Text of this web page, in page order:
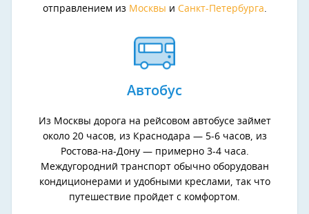
отправлением из Москвы и Санкт-Петербурга.
Автобус
Из Москвы дорога на рейсовом автобусе займет
около 20 часов, из Краснодара — 5-6 часов, из
Ростова-на-Дону — примерно 3-4 часа.
Междугородний транспорт обычно оборудован
кондиционерами и удобными креслами, так что
путешествие пройдет с комфортом.